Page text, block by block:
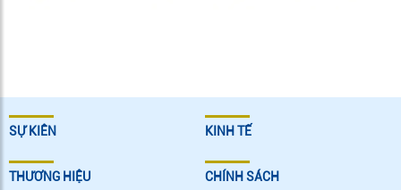
SỰ KIÊN KINH TẾ
THƯƠNG HIỆU CHÍNH SÁCH